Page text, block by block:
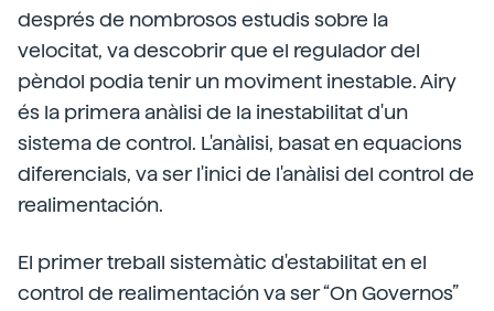
després de nombrosos estudis sobre la
velocitat, va descobrir que el regulador del
pèndol podia tenir un moviment inestable. Airy
és la primera anàlisi de la inestabilitat d'un
sistema de control. L'anàlisi, basat en equacions
diferencials, va ser l'inici de l'anàlisi del control de
realimentación.
El primer treball sistemàtic d'estabilitat en el
control de realimentación va ser “On Governos”